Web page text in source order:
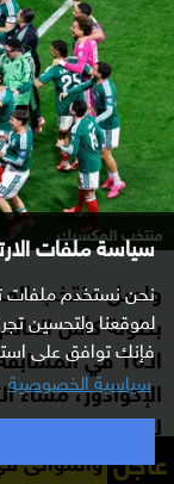
سياسة ملفات
نحن نستخدم ملفات
لموقعنا ولتحسين
فإنك توافق على
سياسية الخصوصية
منتخب المكسيك
واصل منتخب
للمونديال،
بالإضافة
عاجل
في أوديسا جنوب